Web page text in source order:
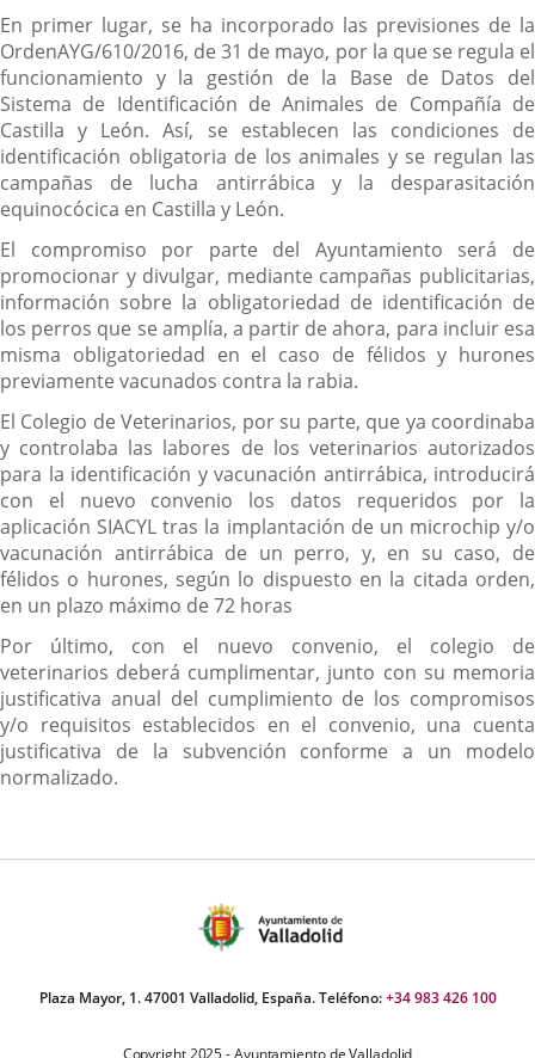
En primer lugar, se ha incorporado las previsiones de la
OrdenAYG/610/2016, de 31 de mayo, por la que se regula el
funcionamiento y la gestión de la Base de Datos del
Sistema de Identificación de Animales de Compañía de
Castilla y León. Así, se establecen las condiciones de
identificación obligatoria de los animales y se regulan las
campañas de lucha antirrábica y la desparasitación
equinocócica en Castilla y León.
El compromiso por parte del Ayuntamiento será de
promocionar y divulgar, mediante campañas publicitarias,
información sobre la obligatoriedad de identificación de
los perros que se amplía, a partir de ahora, para incluir esa
misma obligatoriedad en el caso de félidos y hurones
previamente vacunados contra la rabia.
El Colegio de Veterinarios, por su parte, que ya coordinaba
y controlaba las labores de los veterinarios autorizados
para la identificación y vacunación antirrábica, introducirá
con el nuevo convenio los datos requeridos por la
aplicación SIACYL tras la implantación de un microchip y/o
vacunación antirrábica de un perro, y, en su caso, de
félidos o hurones, según lo dispuesto en la citada orden,
en un plazo máximo de 72 horas
Por último, con el nuevo convenio, el colegio de
veterinarios deberá cumplimentar, junto con su memoria
justificativa anual del cumplimiento de los compromisos
y/o requisitos establecidos en el convenio, una cuenta
justificativa de la subvención conforme a un modelo
normalizado.
Plaza Mayor, 1. 47001 Valladolid, España. Teléfono:+34 983 426 100